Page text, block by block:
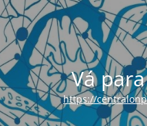
Vá
https://